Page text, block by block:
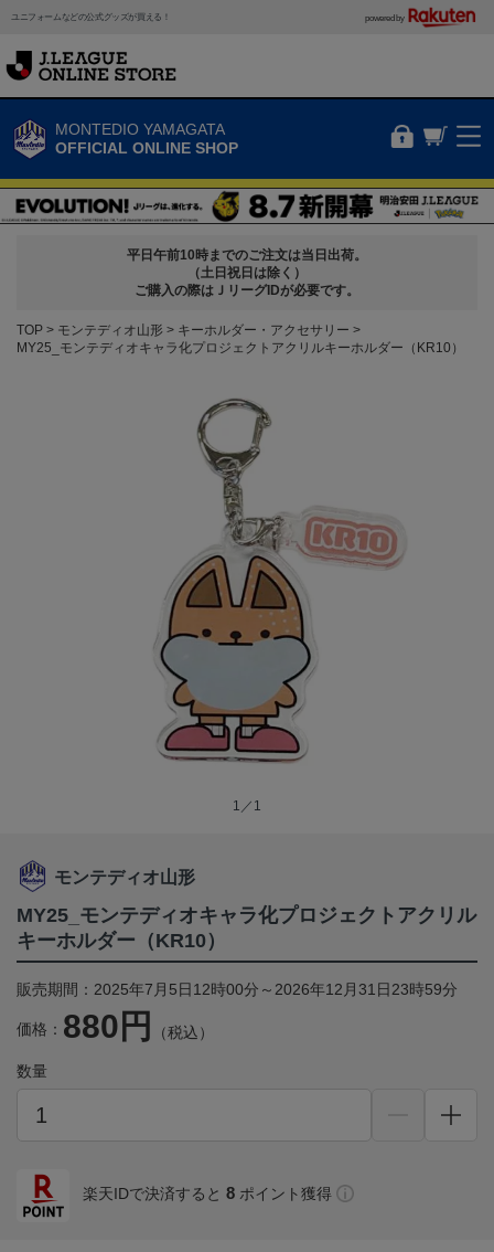
ユニフォームなどの公式グッズが買える！ powered by
MONTEDIO YAMAGATA
OFFICIAL ONLINE SHOP
平日午前10時までのご注文は当日出荷。
（土日祝日は除く）
ご購入の際はＪリーグIDが必要です。
TOP モンテディオ山形
キーホルダー・アクセサリー
MY25_モンテディオキャラ化プロジェクトアクリルキーホルダー（KR10）
1／1
モンテディオ山形
MY25_モンテディオキャラ化プロジェクトアクリル
キーホルダー（KR10）
販売期間：2025年7月5日12時00分～2026年12月31日23時59分
価格： 880円 （税込）
数量
楽天IDで決済すると 8 ポイント獲得